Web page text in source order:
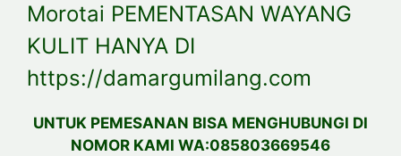
Morotai PEMENTASAN WAYANG
KULIT HANYA DI
https://damargumilang.com
UNTUK PEMESANAN BISA MENGHUBUNGI DI
NOMOR KAMI WA:085803669546